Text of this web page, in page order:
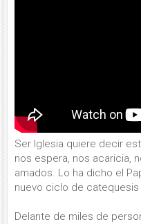
Ser Iglesia quiere decir
nos espera, nos acaricia,
amados. Lo ha dicho el
nuevo ciclo de
Delante de miles de